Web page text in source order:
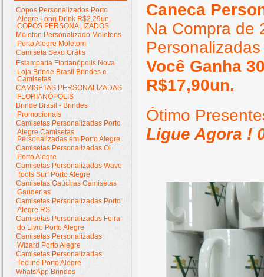
Copos Personalizados Porto
Alegre Long Drink R$2,29un.
COPOS PERSONALIZADOS
Moleton Personalizado Moletons
Porto Alegre Moletom
Camiseta Sexo Grátis
Estamparia Florianópolis Nova
Loja Brinde Brasil Brindes e
Camisetas
CAMISETAS PERSONALIZADAS
FLORIANÓPOLIS
Brinde Brasil - Brindes
Promocionais
Camisetas Personalizadas Porto
Alegre Camisetas
Personalizadas em Porto Alegre
Camisetas Personalizadas Oi
Porto Alegre
Camisetas Personalizadas Wave
Tools Surf Porto Alegre
Camisetas Gaúchas Camisetas
Gauderias
Camisetas Personalizadas Porto
Alegre RS
Camisetas Personalizadas Feira
do Livro Porto Alegre
Camisetas Personalizadas
Wizard Porto Alegre
Camisetas Personalizadas
Tecline Porto Alegre
WhatsApp Brindes
Caneca
Na Compra de
Você Ganha
R$17,90un.
Ótimo
Ligue Agora !